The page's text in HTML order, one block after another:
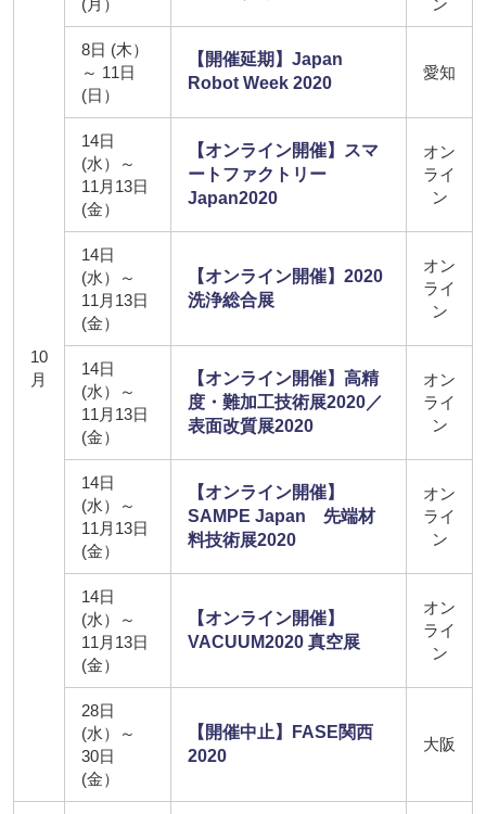
10
月
(月）
ン
8日 (木）
～ 11日
(日）
【開催延期】Japan
Robot Week 2020
愛知
14日
(水）～
11月13日
(金）
【オンライン開催】スマ
ートファクトリー
Japan2020
オン
ライ
ン
14日
(水）～
11月13日
(金）
【オンライン開催】2020
洗浄総合展
オン
ライ
ン
14日
(水）～
11月13日
(金）
【オンライン開催】高精
度・難加工技術展2020／
表面改質展2020
オン
ライ
ン
14日
(水）～
11月13日
(金）
【オンライン開催】
SAMPE Japan 先端材
料技術展2020
オン
ライ
ン
14日
(水）～
11月13日
(金）
【オンライン開催】
VACUUM2020 真空展
オン
ライ
ン
28日
(水）～
30日
(金）
【開催中止】FASE関西
2020
大阪